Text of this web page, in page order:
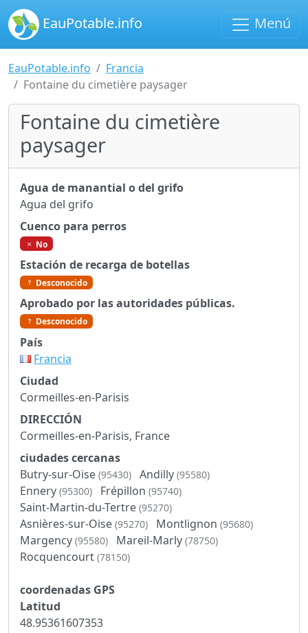
EauPotable.info Menú
EauPotable.info
Francia
Fontaine du cimetière paysager
Fontaine du cimetière
paysager
Agua de manantial o del grifo
Agua del grifo
Cuenco para perros
No
Estación de recarga de botellas
Desconocido
Aprobado por las autoridades públicas.
Desconocido
País
Francia
Ciudad
Cormeilles-en-Parisis
DIRECCIÓN
Cormeilles-en-Parisis, France
ciudades cercanas
Butry-sur-Oise (95430) Andilly (95580)
Ennery (95300) Frépillon (95740)
Saint-Martin-du-Tertre (95270)
Asnières-sur-Oise (95270) Montlignon (95680)
Margency (95580) Mareil-Marly (78750)
Rocquencourt (78150)
coordenadas GPS
Latitud
48.95361607353